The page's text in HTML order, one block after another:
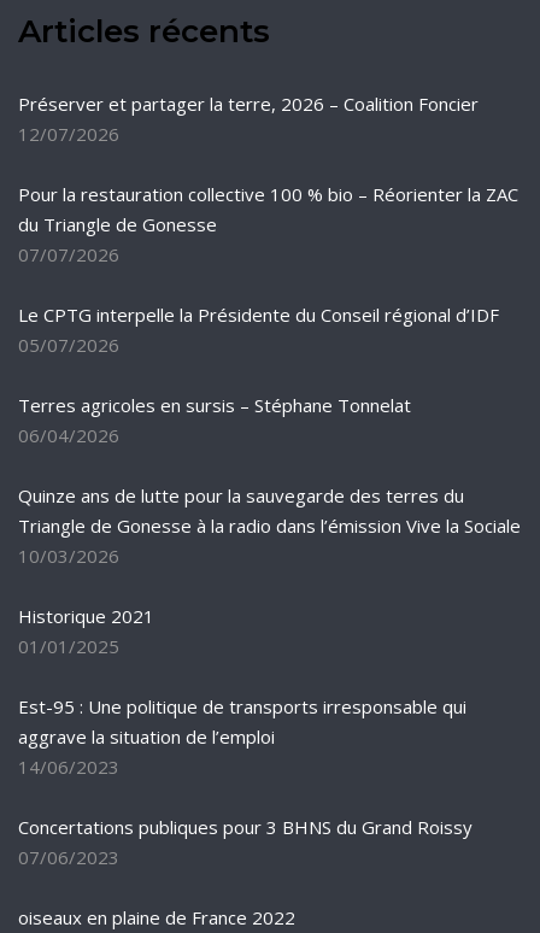
Articles récents
Préserver et partager la terre, 2026 – Coalition Foncier
12/07/2026
Pour la restauration collective 100 % bio – Réorienter la ZAC
du Triangle de Gonesse
07/07/2026
Le CPTG interpelle la Présidente du Conseil régional d’IDF
05/07/2026
Terres agricoles en sursis – Stéphane Tonnelat
06/04/2026
Quinze ans de lutte pour la sauvegarde des terres du
Triangle de Gonesse à la radio dans l’émission Vive la Sociale
10/03/2026
Historique 2021
01/01/2025
Est-95 : Une politique de transports irresponsable qui
aggrave la situation de l’emploi
14/06/2023
Concertations publiques pour 3 BHNS du Grand Roissy
07/06/2023
oiseaux en plaine de France 2022